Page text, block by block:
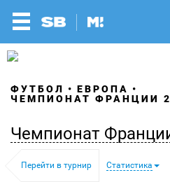
ФУТБОЛ
ЕВРОПА
ЧЕМПИОНАТ ФРАНЦИИ
Чемпионат
Перейти в турнир Статистика